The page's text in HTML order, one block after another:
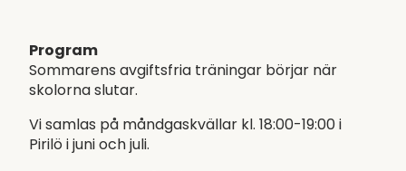
Program
Sommarens avgiftsfria träningar börjar när
skolorna slutar.
Vi samlas på måndgaskvällar kl. 18:00-19:00 i
Pirilö i juni och juli.